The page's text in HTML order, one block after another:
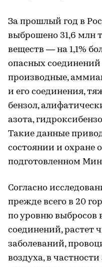
За прошлый год в
выброшено 31,6 млн
веществ — на 1,1%
опасных
производные,
и его соединения,
бензол,
азота,
Такие данные
состоянии и охране
подготовленном
Согласно
прежде всего в 20
по уровню
соединений, растет
заболеваний,
воздуха, в